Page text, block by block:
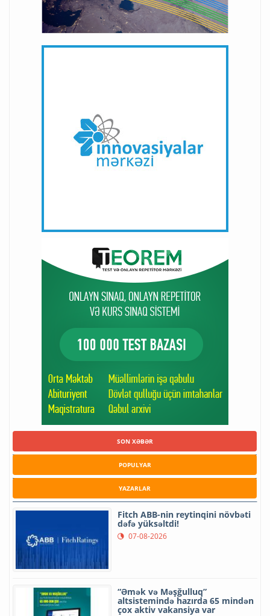
SON XƏBƏR
POPULYAR
YAZARLAR
Fitch ABB-nin reytinqini növbəti
dəfə yüksəltdi!
07-08-2026
“Əmək və Məşğulluq”
altsistemində hazırda 65 mindən
çox aktiv vakansiya var